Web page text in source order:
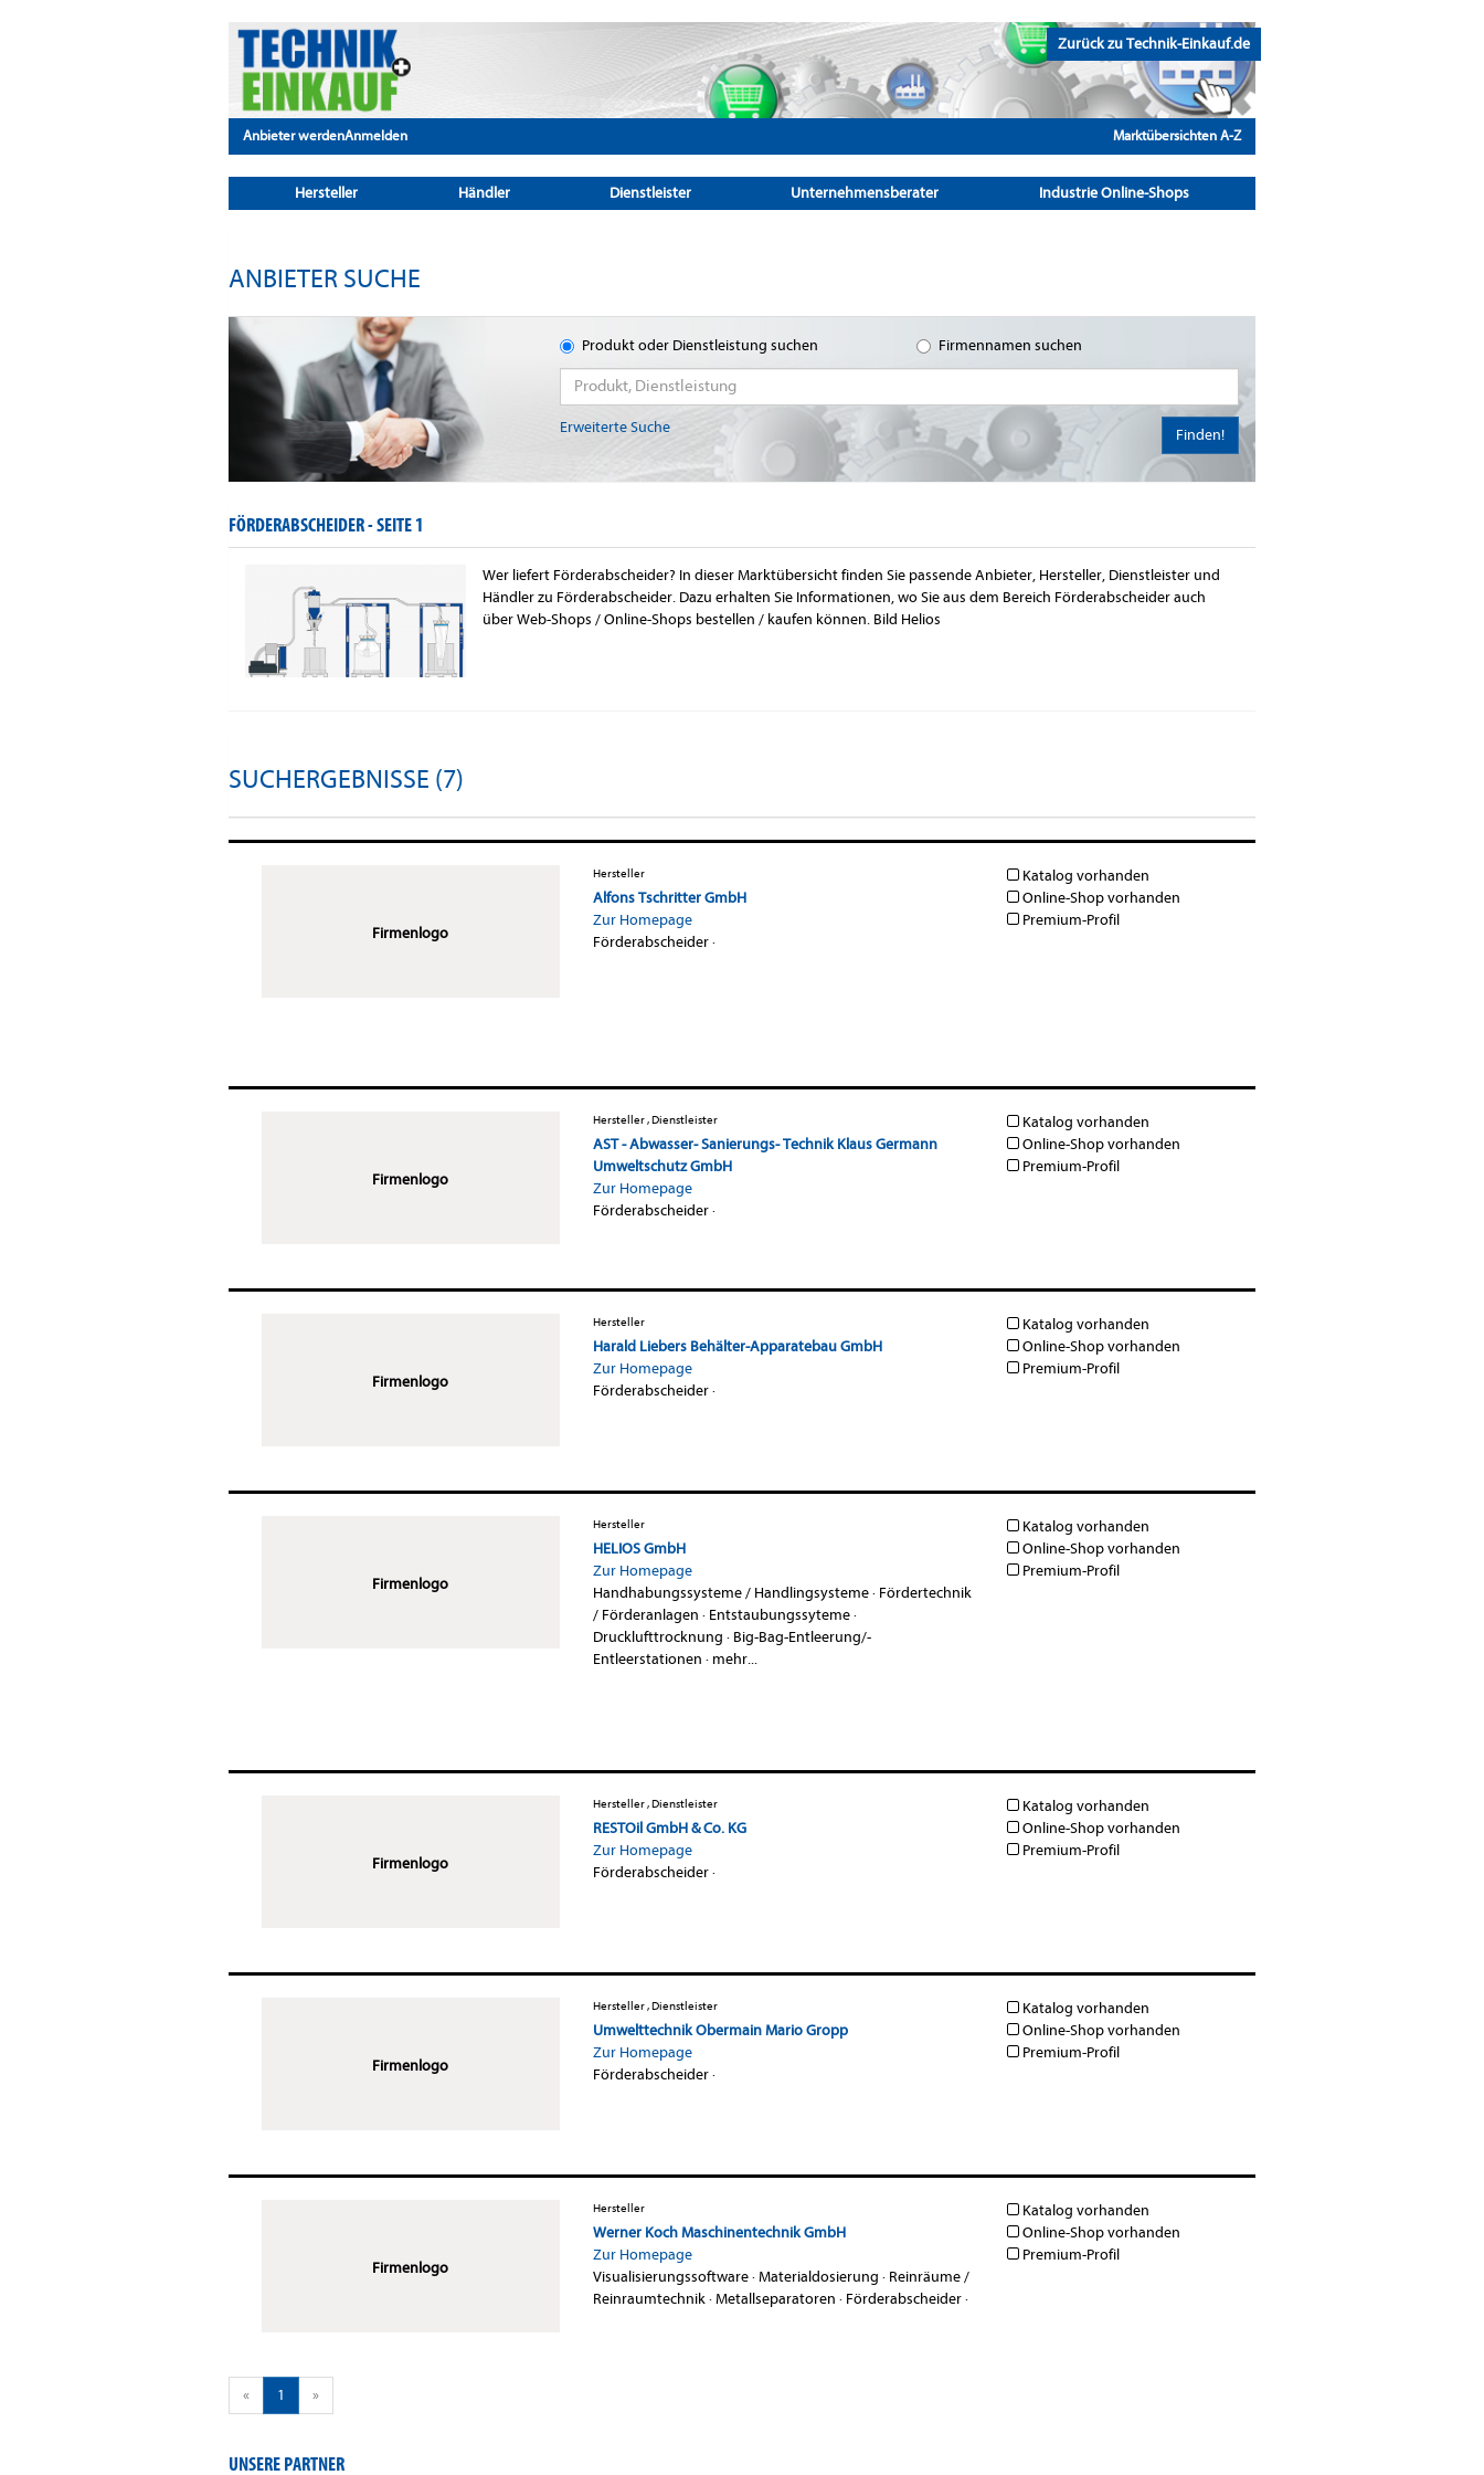
Zurück zu Technik-Einkauf.de
Anbieter werdenAnmelden Marktübersichten A-Z
Hersteller Händler Dienstleister Unternehmensberater Industrie Online-Shops
ANBIETER SUCHE
Produkt oder Dienstleistung suchen Firmennamen suchen
Erweiterte Suche Finden!
FÖRDERABSCHEIDER -SEITE 1
Wer liefert Förderabscheider? In dieser Marktübersicht finden Sie passende Anbieter, Hersteller, Dienstleister und
Händler zu Förderabscheider. Dazu erhalten Sie Informationen, wo Sie aus dem Bereich Förderabscheider auch
über Web-Shops / Online-Shops bestellen / kaufen können. Bild Helios
SUCHERGEBNISSE (7)
Firmenlogo
Hersteller
Alfons Tschritter GmbH
Zur Homepage
Förderabscheider·
Katalog vorhanden
Online-Shop vorhanden
Premium-Profil
Firmenlogo
Hersteller , Dienstleister
AST - Abwasser- Sanierungs- Technik Klaus Germann
Umweltschutz GmbH
Zur Homepage
Förderabscheider·
Katalog vorhanden
Online-Shop vorhanden
Premium-Profil
Firmenlogo
Hersteller
Harald Liebers Behälter-Apparatebau GmbH
Zur Homepage
Förderabscheider·
Katalog vorhanden
Online-Shop vorhanden
Premium-Profil
Firmenlogo
Hersteller
HELIOS GmbH
Zur Homepage
Handhabungssysteme / Handlingsysteme· Fördertechnik
/ Förderanlagen · Entstaubungssyteme·
Drucklufttrocknung · Big-Bag-Entleerung/-
Entleerstationen · mehr...
Katalog vorhanden
Online-Shop vorhanden
Premium-Profil
Firmenlogo
Hersteller , Dienstleister
RESTOil GmbH & Co. KG
Zur Homepage
Förderabscheider·
Katalog vorhanden
Online-Shop vorhanden
Premium-Profil
Firmenlogo
Hersteller , Dienstleister
Umwelttechnik Obermain Mario Gropp
Zur Homepage
Förderabscheider·
Katalog vorhanden
Online-Shop vorhanden
Premium-Profil
Firmenlogo
Hersteller
Werner Koch Maschinentechnik GmbH
Zur Homepage
Visualisierungssoftware·Materialdosierung · Reinräume /
Reinraumtechnik·Metallseparatoren · Förderabscheider·
Katalog vorhanden
Online-Shop vorhanden
Premium-Profil
« 1 »
UNSERE PARTNER